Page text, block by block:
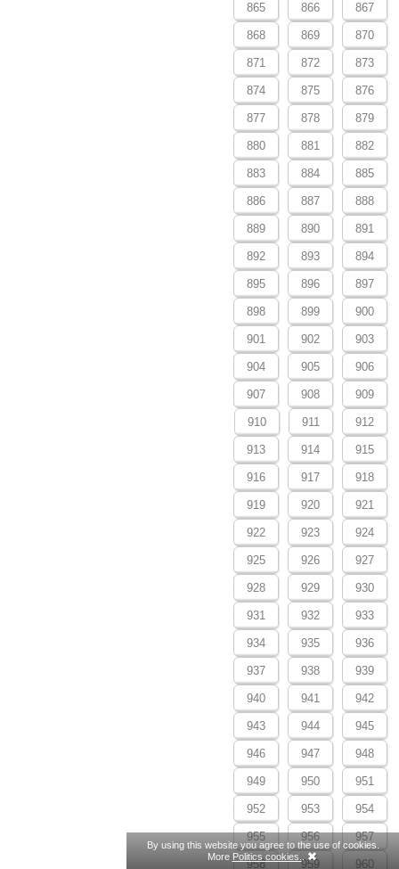
865 866 867
868 869 870
871 872 873
874 875 876
877 878 879
880 881 882
883 884 885
886 887 888
889 890 891
892 893 894
895 896 897
898 899 900
901 902 903
904 905 906
907 908 909
910 911 912
913 914 915
916 917 918
919 920 921
922 923 924
925 926 927
928 929 930
931 932 933
934 935 936
937 938 939
940 941 942
943 944 945
946 947 948
949 950 951
952 953 954
955 956 957
958 959 960
By using this website you agree to the use of cookies.
More Politics cookies.